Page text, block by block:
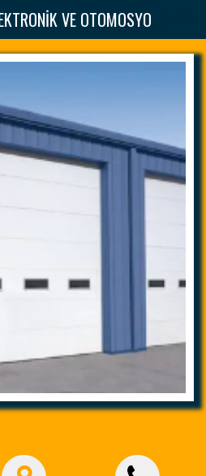
VE OTOMOSYO